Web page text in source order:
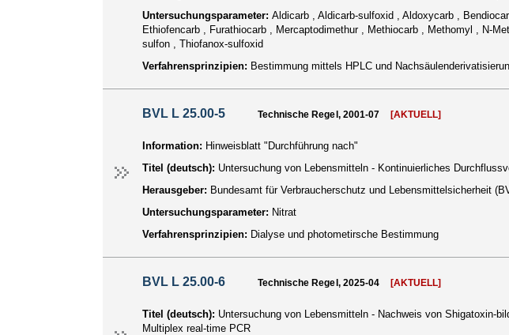
Untersuchungsparameter: Aldicarb , Aldicarb-sulfoxid , Aldoxycarb ,
Ethiofencarb , Furathiocarb , Mercaptodimethur , Methiocarb , Methomyl , N-
sulfon , Thiofanox-sulfoxid
Verfahrensprinzipien: Bestimmung mittels HPLC und
BVL L 25.00-5 Technische Regel, 2001-07 [AKTUELL]
Information: Hinweisblatt "Durchführung nach"
Titel (deutsch): Untersuchung von Lebensmitteln - Kontinuierliches
Herausgeber: Bundesamt für Verbraucherschutz und Lebensmittelsicherheit
Untersuchungsparameter: Nitrat
Verfahrensprinzipien: Dialyse und photometirsche Bestimmung
BVL L 25.00-6 Technische Regel, 2025-04 [AKTUELL]
Titel (deutsch): Untersuchung von Lebensmitteln - Nachweis von Shigatoxin-
Multiplex real-time PCR